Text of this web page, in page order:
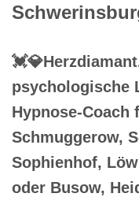
psychologische
Hypnose-Coach
Schmuggerow,
Sophienhof,
oder Busow,